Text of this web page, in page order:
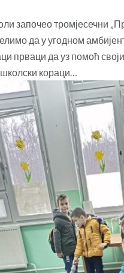
започео тромјесечни
да у угодном
прваци да уз помоћ
кораци…